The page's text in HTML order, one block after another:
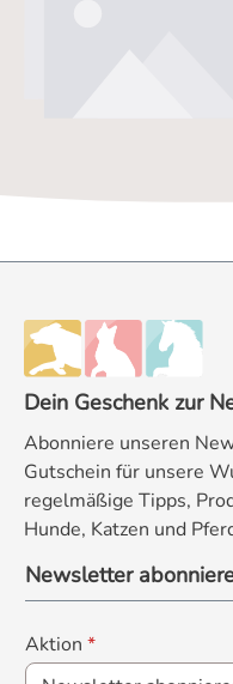
Dein Geschenk zur
Abonniere unseren
Gutschein für unsere
regelmäßige Tipps,
Hunde, Katzen und
Newsletter
Aktion *